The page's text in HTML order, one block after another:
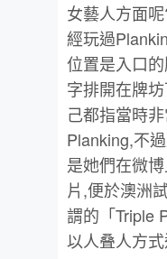
女藝人方面
經玩過
位置是入口
字排開在牌
己都指當時
Planking,不
是她們在微
片,便於澳洲
謂的「Triple
以人叠人方